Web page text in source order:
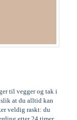
til vegger og tak i
at du alltid kan
veldig raskt: du